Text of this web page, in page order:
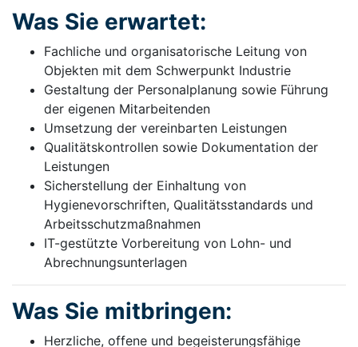
Was Sie erwartet:
Fachliche und organisatorische Leitung von
Objekten mit dem Schwerpunkt Industrie
Gestaltung der Personalplanung sowie Führung
der eigenen Mitarbeitenden
Umsetzung der vereinbarten Leistungen
Qualitätskontrollen sowie Dokumentation der
Leistungen
Sicherstellung der Einhaltung von
Hygienevorschriften, Qualitätsstandards und
Arbeitsschutzmaßnahmen
IT-gestützte Vorbereitung von Lohn- und
Abrechnungsunterlagen
Was Sie mitbringen:
Herzliche, offene und begeisterungsfähige